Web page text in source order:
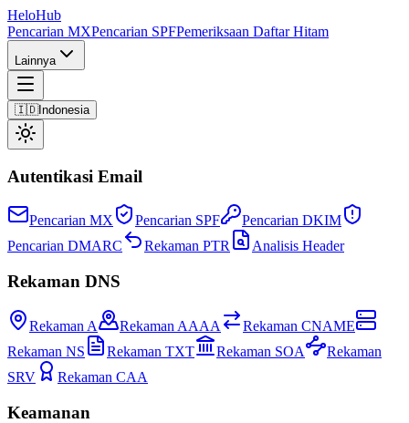
HeloHub
Pencarian MXPencarian SPFPemeriksaan Daftar Hitam
Lainnya
🇮🇩Indonesia
Autentikasi Email
Pencarian MX Pencarian SPF
Pencarian DKIM
Pencarian DMARC
Rekaman PTR Analisis Header
Rekaman DNS
Rekaman A Rekaman AAAA
Rekaman CNAME
Rekaman NS
Rekaman TXT Rekaman SOA
Rekaman
SRV
Rekaman CAA
Keamanan